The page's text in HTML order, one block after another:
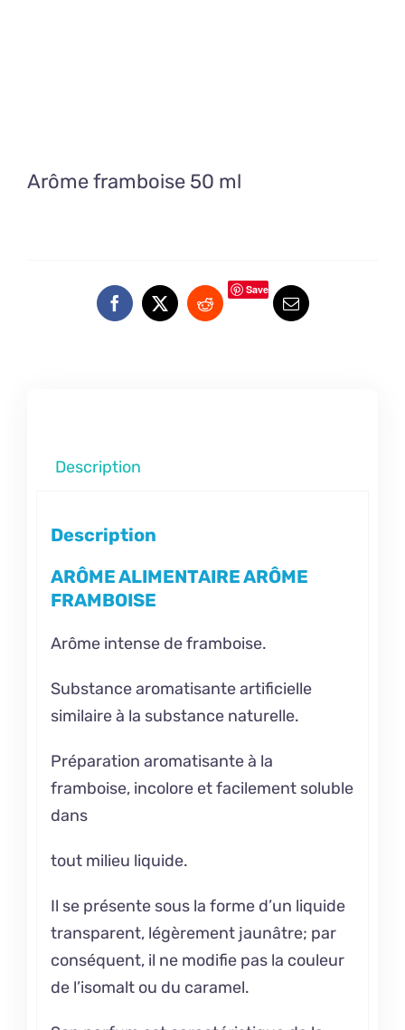
Arôme framboise 50 ml
Save
Description
Description
ARÔME ALIMENTAIRE ARÔME
FRAMBOISE
Arôme intense de framboise.
Substance aromatisante artificielle
similaire à la substance naturelle.
Préparation aromatisante à la
framboise, incolore et facilement soluble
dans
tout milieu liquide.
Il se présente sous la forme d’un liquide
transparent, légèrement jaunâtre; par
conséquent, il ne modifie pas la couleur
de l’isomalt ou du caramel.